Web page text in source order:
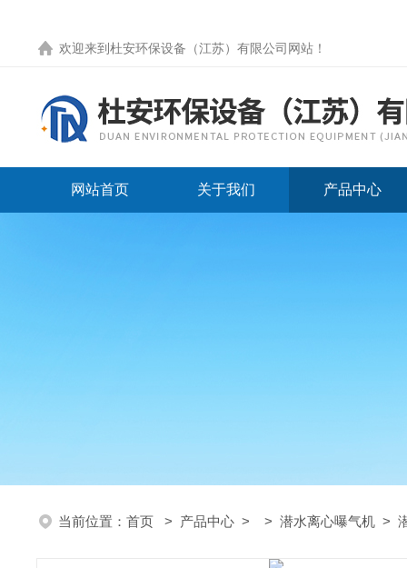
欢迎来到 杜安环保设备（江苏）有限公司网站 ！
网站首页 关于我们 产品中心
当前位置： 首页 > 产品中心 > > 潜水离心曝气机 >